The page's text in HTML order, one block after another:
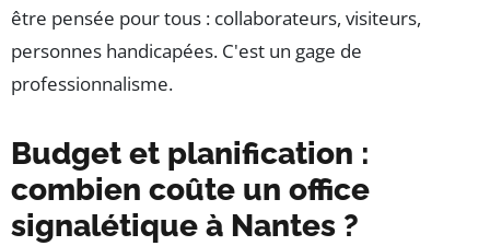
être pensée pour tous : collaborateurs, visiteurs,
personnes handicapées. C'est un gage de
professionnalisme.
Budget et planification :
combien coûte un office
signalétique à Nantes ?